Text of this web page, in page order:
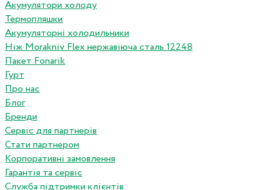
Акумулятори холоду
Термопляшки
Акумуляторні холодильники
Ніж Morakniv Flex нержавіюча сталь 12248
Пакет Fonarik
Гурт
Про нас
Блог
Бренди
Сервіс для партнерів
Стати партнером
Корпоративні замовлення
Гарантія та сервіс
Служба підтримки клієнтів